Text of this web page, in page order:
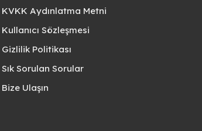
KVKK Aydınlatma Metni
Kullanıcı Sözleşmesi
Gizlilik Politikası
Sık Sorulan Sorular
Bize Ulaşın